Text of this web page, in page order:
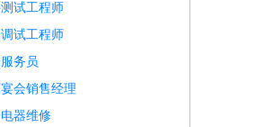
试工程师
试工程师
务员
会销售经理
器维修